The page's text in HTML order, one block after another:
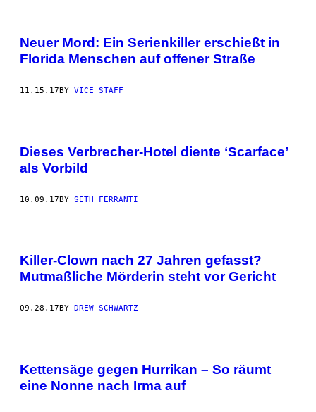
Neuer Mord: Ein Serienkiller erschießt in
Florida Menschen auf offener Straße
11.15.17 BY VICE STAFF
Dieses Verbrecher-Hotel diente ‘Scarface’
als Vorbild
10.09.17BY SETH FERRANTI
Killer-Clown nach 27 Jahren gefasst?
Mutmaßliche Mörderin steht vor Gericht
09.28.17 BY DREW SCHWARTZ
Kettensäge gegen Hurrikan – So räumt
eine Nonne nach Irma auf